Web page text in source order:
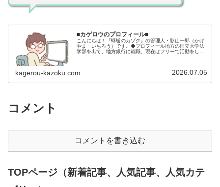
■カゲロウのプロフィール■
こんにちは！『蜉蝣のカゾク』の管理人・影山一郎（かげ
やま・いちろう）です。◆プロフィール地方の国立大学法
学部を出て、地方銀行に就職。現在はフリーで活動をして
kagerou-kazoku.com 2026.07.05
コメント
コメントを書き込む
TOPページ（新着記事、人気記事、人気カテ